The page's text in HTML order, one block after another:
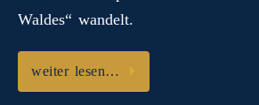
Waldes“ wandelt.
weiter lesen…